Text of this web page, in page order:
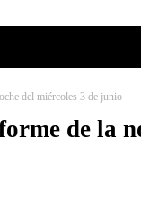
del miércoles 3 de junio
de la